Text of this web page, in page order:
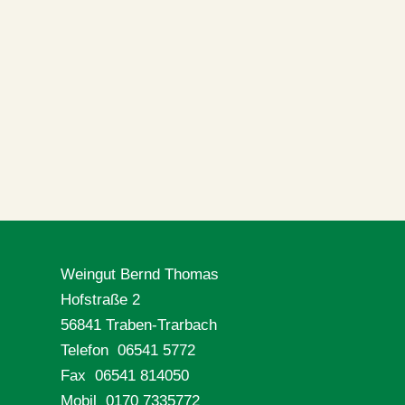
Weingut Bernd Thomas
Hofstraße 2
56841 Traben-Trarbach
Telefon 06541 5772
Fax 06541 814050
Mobil 0170 7335772